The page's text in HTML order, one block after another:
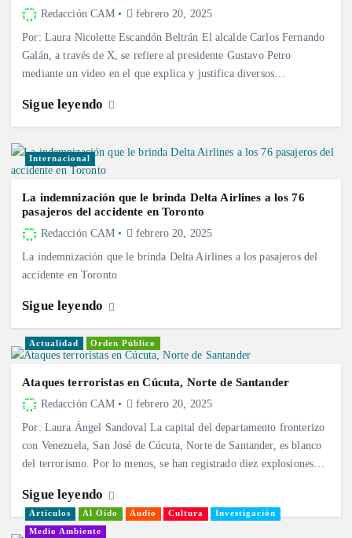
Redacción CAM febrero 20, 2025
Por: Laura Nicolette Escandón Beltrán El alcalde Carlos Fernando
Galán, a través de X, se refiere al presidente Gustavo Petro
mediante un video en el que explica y justifica diversos…
Sigue leyendo
Internacional
La indemnización que le brinda Delta Airlines a los 76
pasajeros del accidente en Toronto
Redacción CAM febrero 20, 2025
La indemnización que le brinda Delta Airlines a los pasajeros del
accidente en Toronto
Sigue leyendo
Actualidad Orden Público
Ataques terroristas en Cúcuta, Norte de Santander
Redacción CAM febrero 20, 2025
Por: Laura Ángel Sandoval La capital del departamento fronterizo
con Venezuela, San José de Cúcuta, Norte de Santander, es blanco
del terrorismo. Por lo menos, se han registrado diez explosiones…
Sigue leyendo
Artículos Al Oído Audio Cultura Investigación
Medio Ambiente